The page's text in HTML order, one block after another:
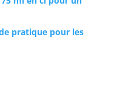
pratique pour les